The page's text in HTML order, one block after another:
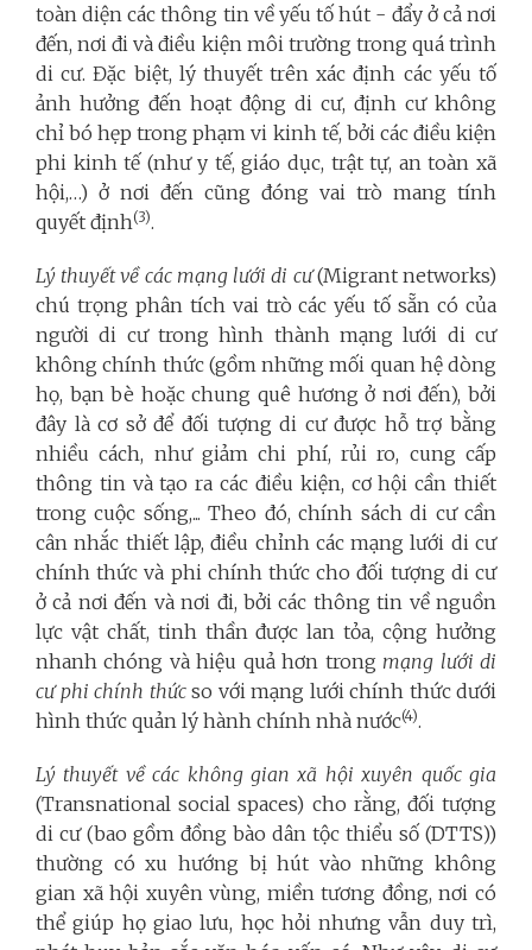
toàn diện các thông tin về yếu tố hút - đẩy ở cả nơi
đến, nơi đi và điều kiện môi trường trong quá trình
di cư. Đặc biệt, lý thuyết trên xác định các yếu tố
ảnh hưởng đến hoạt động di cư, định cư không
chỉ bó hẹp trong phạm vi kinh tế, bởi các điều kiện
phi kinh tế (như y tế, giáo dục, trật tự, an toàn xã
hội,…) ở nơi đến cũng đóng vai trò mang tính
quyết định(3).
Lý thuyết về các mạng lưới di cư(Migrant networks)
chú trọng phân tích vai trò các yếu tố sẵn có của
người di cư trong hình thành mạng lưới di cư
không chính thức (gồm những mối quan hệ dòng
họ, bạn bè hoặc chung quê hương ở nơi đến), bởi
đây là cơ sở để đối tượng di cư được hỗ trợ bằng
nhiều cách, như giảm chi phí, rủi ro, cung cấp
thông tin và tạo ra các điều kiện, cơ hội cần thiết
trong cuộc sống,... Theo đó, chính sách di cư cần
cân nhắc thiết lập, điều chỉnh các mạng lưới di cư
chính thức và phi chính thức cho đối tượng di cư
ở cả nơi đến và nơi đi, bởi các thông tin về nguồn
lực vật chất, tinh thần được lan tỏa, cộng hưởng
nhanh chóng và hiệu quả hơn trong mạng lưới di
cư phi chính thứcso với mạng lưới chính thức dưới
hình thức quản lý hành chính nhà nước(4).
Lý thuyết về các không gian xã hội xuyên quốc gia
(Transnational social spaces) cho rằng, đối tượng
di cư (bao gồm đồng bào dân tộc thiểu số (DTTS))
thường có xu hướng bị hút vào những không
gian xã hội xuyên vùng, miền tương đồng, nơi có
thể giúp họ giao lưu, học hỏi nhưng vẫn duy trì,